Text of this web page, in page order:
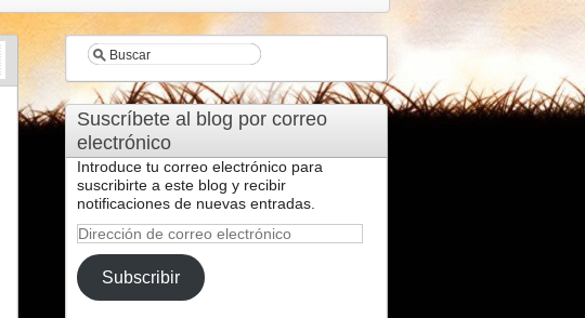
Suscríbete al blog por correo
electrónico
Introduce tu correo electrónico para
suscribirte a este blog y recibir
notificaciones de nuevas entradas.
Dirección
de
correo
electrónico
Subscribir